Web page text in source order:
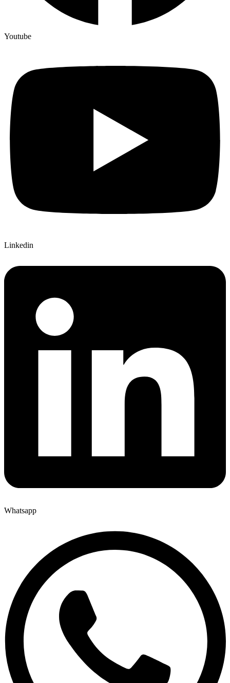
Youtube
Linkedin
Whatsapp